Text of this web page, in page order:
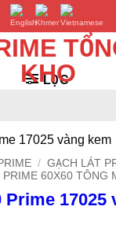
LỌC
/ GẠCH LÁT
PRIME 60X60 TÔNG
Prime 17025